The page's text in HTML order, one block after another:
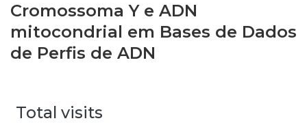
Entities
Cromossoma Y e ADN
mitocondrial em Bases de Dados
de Perfis de ADN
Total visits